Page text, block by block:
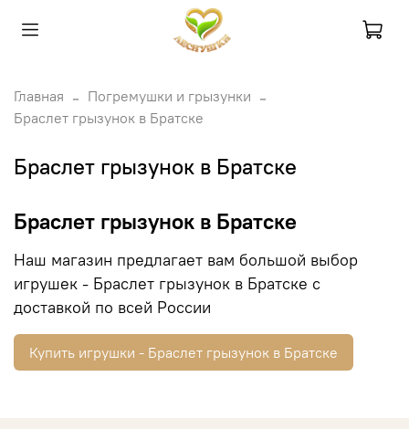
Главная
Погремушки и грызунки
Браслет грызунок в Братске
Браслет грызунок в Братске
Браслет грызунок в Братске
Наш магазин предлагает вам большой выбор
игрушек - Браслет грызунок в Братске с
доставкой по всей России
Купить игрушки - Браслет грызунок в Братске